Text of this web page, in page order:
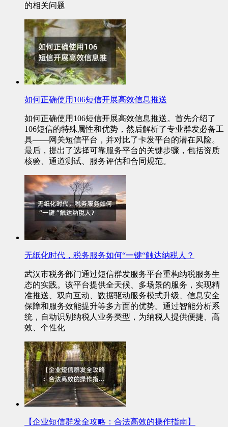
的相关问题
如何正确使用106短信开展高效信息推送
如何正确使用106短信开展高效信息推送。首先介绍了
106短信的特殊属性和优势，然后解析了专业群发必备工
具——网关短信平台，并对比了卡发平台的潜在风险。
最后，提出了选择可靠服务平台的关键步骤，包括资质
核验、通道测试、服务评估和合同规范。
无纸化时代，税务服务如何“一键“触达纳税人？
武汉市税务部门通过短信群发服务平台重构纳税服务生
态的实践。该平台提供全天候、多场景的服务，实现精
准推送、双向互动、数据驱动服务模式升级、信息安全
保障和服务效能提升等多方面的优势。通过智能分析系
统，自动识别纳税人业务类型，为纳税人提供便捷、高
效、个性化
【企业短信群发全攻略：合法高效的操作指南】